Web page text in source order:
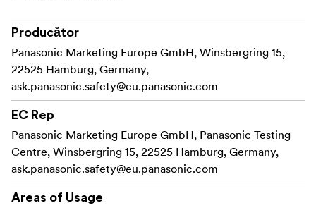
Producător
Panasonic Marketing Europe GmbH, Winsbergring 15,
22525 Hamburg, Germany,
ask.panasonic.safety@eu.panasonic.com
EC Rep
Panasonic Marketing Europe GmbH, Panasonic Testing
Centre, Winsbergring 15, 22525 Hamburg, Germany,
ask.panasonic.safety@eu.panasonic.com
Areas of Usage